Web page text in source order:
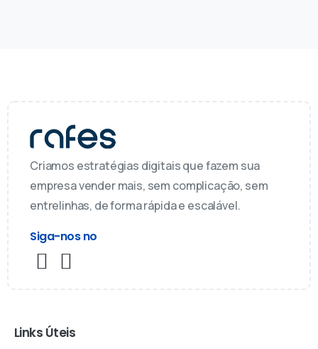
Criamos estratégias digitais que fazem sua
empresa vender mais, sem complicação, sem
entrelinhas, de forma rápida e escalável.
Siga-nos no
Links Úteis